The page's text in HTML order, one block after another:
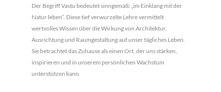
Der Begriff Vastu bedeutet sinngemäß: „im Einklang mit der
Natur leben“. Diese tief verwurzelte Lehre vermittelt
wertvolles Wissen über die Wirkung von Architektur,
Ausrichtung und Raumgestaltung auf unser tägliches Leben.
Sie betrachtet das Zuhause als einen Ort, der uns stärken,
inspirieren und in unserem persönlichen Wachstum
unterstützen kann.